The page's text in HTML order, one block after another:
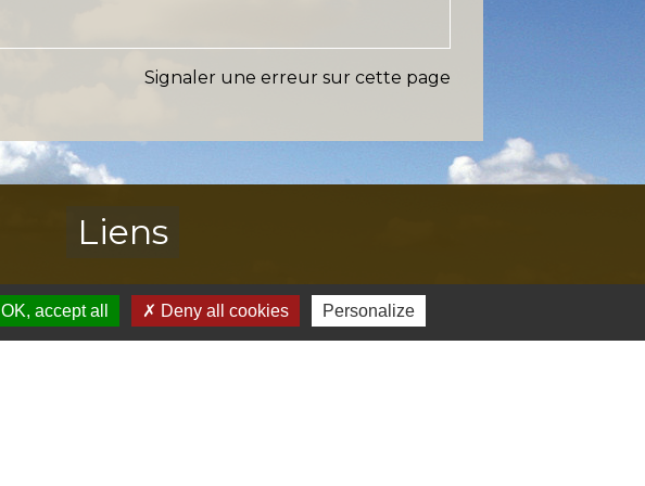
Signaler une erreur sur cette page
Liens
Provence Verte & Verdon
Préfecture du Var
Réglementation de l'accès aux massifs forestiers
OK, accept all Deny all cookies Personalize